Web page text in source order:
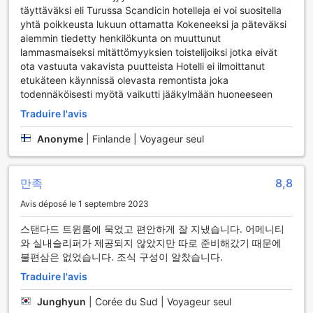
Scandic Julia s'engage à rendre votre séjour mémorable et
relaxant.
Les Installations Sportives du Scandic Julia à Turku
Au cœur de Turku, le Scandic Julia offre à ses hôtes un
centre de fitness moderne et bien équipé, parfait pour
ceux qui souhaitent maintenir leur routine d'entraînement
tout en voyageant. Ce centre de remise en forme, lumineux
et spacieux, est doté d'une variété d'appareils de cardio-
training, tels que des tapis de course, des vélos
stationnaires et des machines elliptiques, permettant aux
sportifs de tous niveaux de s'entraîner efficacement. Les
sont également à disposition pour ceux qui souhaitent
renforcer leur corps après une journée de découvertes
dans cette magnifique ville finlandaise.
En plus de ses installations de pointe, le Scandic Julia met
à votre disposition un environnement inspirant, propice à la
motivation et à la concentration. Que vous soyez un athlète
chevronné ou simplement à la recherche d'un moyen de
rester actif, ce centre de fitness vous offre tout ce dont
täyttäväksi eli Turussa Scandicin hotelleja ei voi suositella
yhtä poikkeusta lukuun ottamatta Kokeneeksi ja päteväksi
aiemmin tiedetty henkilökunta on muuttunut
lammasmaiseksi mitättömyyksien toistelijoiksi jotka eivät
ota vastuuta vakavista puutteista Hotelli ei ilmoittanut
etukäteen käynnissä olevasta remontista joka
todennäköisesti myötä vaikutti jääkylmään huoneeseen
Traduire l'avis
Anonyme Finlande | Voyageur seul
만족 8,8
Avis déposé le 1 septembre 2023
스탠다드 트윈룸에 묵었고 편안하게 잘 지냈습니다. 어메니티
와 실내슬리퍼가 제공되지 않았지만 따로 준비해갔기 때문에
불편삼은 없었습니다. 조식 구성이 알찼습니다.
Traduire l'avis
Junghyun Corée du Sud | Voyageur seul